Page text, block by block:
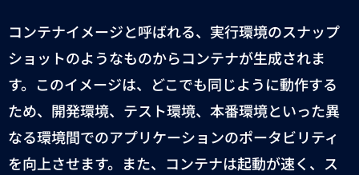
コンテナイメージと呼ばれる、実行環境のスナップ
ショットのようなものからコンテナが生成されま
す。このイメージは、どこでも同じように動作する
ため、開発環境、テスト環境、本番環境といった異
なる環境間でのアプリケーションのポータビリティ
を向上させます。また、コンテナは起動が速く、ス